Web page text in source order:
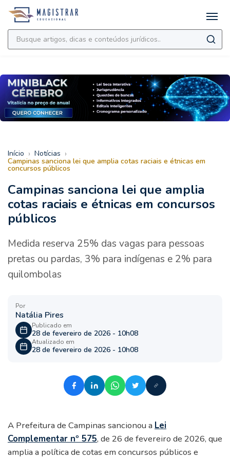
Início › Notícias ›
Campinas sanciona lei que amplia cotas raciais e étnicas em
concursos públicos
Campinas sanciona lei que amplia
cotas raciais e étnicas em concursos
públicos
Medida reserva 25% das vagas para pessoas
pretas ou pardas, 3% para indígenas e 2% para
quilombolas
Por
Natália Pires
Publicado em
28 de fevereiro de 2026 - 10h08
Atualizado em
28 de fevereiro de 2026 - 10h08
A Prefeitura de Campinas sancionou a Lei
Complementar nº 575, de 26 de fevereiro de 2026, que
amplia a política de cotas em concursos públicos e